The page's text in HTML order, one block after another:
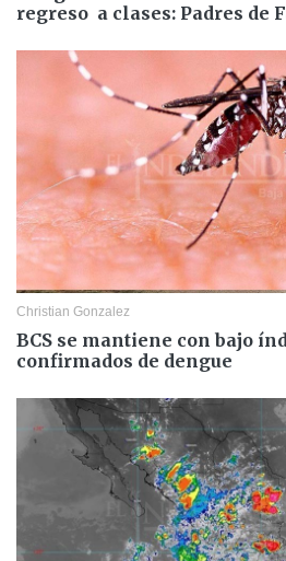
regreso a clases: Padres de
Christian Gonzalez
BCS se mantiene con bajo
confirmados de dengue